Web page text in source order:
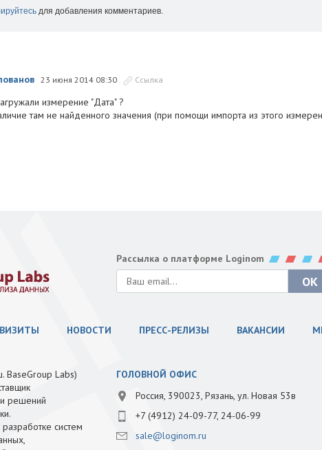
для добавления комментариев.
23 июня 2014 08:30 Ссылка
измерение "Дата" ?
там не найденного значения (при помощи импорта из этого
Рассылка о платформе Loginom
НОВОСТИ ПРЕСС-РЕЛИЗЫ ВАКАНСИИ
BaseGroup Labs)
решений
систем
ГОЛОВНОЙ ОФИС
Россия, 390023, Рязань, ул. Новая 53в
+7 (4912) 24-09-77, 24-06-99
sale@loginom.ru